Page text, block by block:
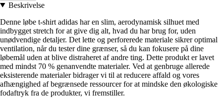
Beskrivelse
Denne løbe t-shirt adidas har en slim, aerodynamisk silhuet med
indbygget stretch for at give dig alt, hvad du har brug for, uden
unødvendige detaljer. Det lette og perforerede materiale sikrer optimal
ventilation, når du tester dine grænser, så du kan fokusere på dine
løbemål uden at blive distraheret af andre ting. Dette produkt er lavet
med mindst 70 % genanvendte materialer. Ved at genbruge allerede
eksisterende materialer bidrager vi til at reducere affald og vores
afhængighed af begrænsede ressourcer for at mindske den økologiske
fodaftryk fra de produkter, vi fremstiller.